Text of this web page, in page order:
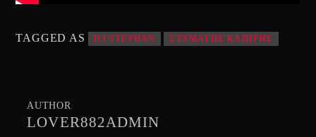
TAGGED AS DJ STEPHAN ΣΤΑΜΑΤΗΣ ΚΑΠΙΡΗΣ
AUTHOR
LOVER882ADMIN